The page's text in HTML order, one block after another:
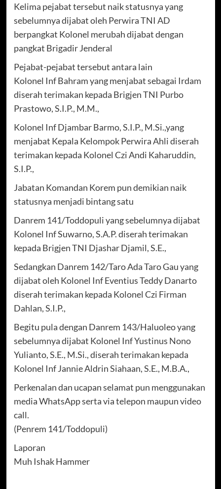
Kelima pejabat tersebut naik statusnya yang
sebelumnya dijabat oleh Perwira TNI AD
berpangkat Kolonel merubah dijabat dengan
pangkat Brigadir Jenderal
Pejabat-pejabat tersebut antara lain
Kolonel Inf Bahram yang menjabat sebagai Irdam
diserah terimakan kepada Brigjen TNI Purbo
Prastowo, S.I.P., M.M.,
Kolonel Inf Djambar Barmo, S.I.P., M.Si.,yang
menjabat Kepala Kelompok Perwira Ahli diserah
terimakan kepada Kolonel Czi Andi Kaharuddin,
S.I.P.,
Jabatan Komandan Korem pun demikian naik
statusnya menjadi bintang satu
Danrem 141/Toddopuli yang sebelumnya dijabat
Kolonel Inf Suwarno, S.A.P. diserah terimakan
kepada Brigjen TNI Djashar Djamil, S.E.,
Sedangkan Danrem 142/Taro Ada Taro Gau yang
dijabat oleh Kolonel Inf Eventius Teddy Danarto
diserah terimakan kepada Kolonel Czi Firman
Dahlan, S.I.P.,
Begitu pula dengan Danrem 143/Haluoleo yang
sebelumnya dijabat Kolonel Inf Yustinus Nono
Yulianto, S.E., M.Si., diserah terimakan kepada
Kolonel Inf Jannie Aldrin Siahaan, S.E., M.B.A.,
Perkenalan dan ucapan selamat pun menggunakan
media WhatsApp serta via telepon maupun video
call.
(Penrem 141/Toddopuli)
Laporan
Muh Ishak Hammer